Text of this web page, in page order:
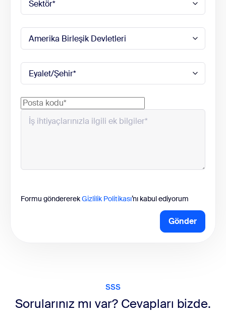
Formu göndererekGizlilik Politikası’nı kabul ediyorum
Gönder
SSS
Sorularınız mı var? Cevapları bizde.